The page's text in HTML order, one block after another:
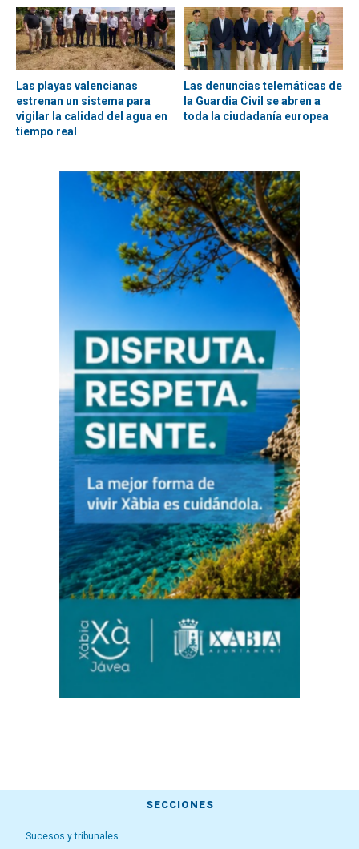
Las playas valencianas
estrenan un sistema para
vigilar la calidad del agua en
tiempo real
Las denuncias telemáticas de
la Guardia Civil se abren a
toda la ciudadanía europea
SECCIONES
Sucesos y tribunales